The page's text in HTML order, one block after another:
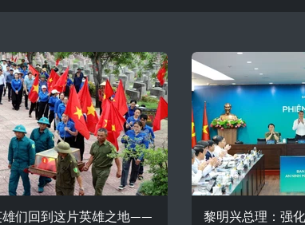
雄们回到这片英雄之地——
黎明兴总理：强